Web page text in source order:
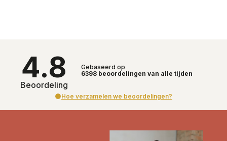
4.8
Beoordeling
Gebaseerd op
6398 beoordelingenvan alle tijden
Hoe verzamelen we beoordelingen?